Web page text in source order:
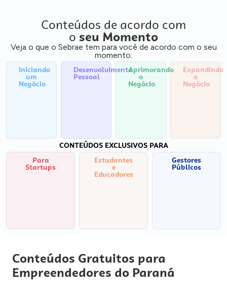
Conteúdos de acordo com
o seu Momento
Veja o que o Sebrae tem para você de acordo com o seu
momento:
Iniciando
um
Negócio
Desenvolvimento
Pessoal
Aprimorando
o
Negócio
Expandindo
o
Negócio
CONTEÚDOS EXCLUSIVOS PARA
Para
Startups
Estudantes
e
Educadores
Gestores
Públicos
Conteúdos Gratuitos para
Empreendedores do Paraná